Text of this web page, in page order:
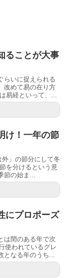
ることが大事
らいに捉えられる
改めて易の在り方
易経といって、...
け！一年の節
」の節分にして冬
を分けるという意
の始ま...
にプロポーズ
は閏のある年で次
使われているグレ
となる年のうち...